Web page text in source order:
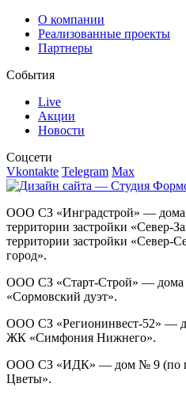
О компании
Реализованные проекты
Партнеры
События
Live
Акции
Новости
Соцсети
Vkontakte Telegram Max
ООО СЗ «Инградстрой» — дома
территории застройки «Север-
территории застройки «Север-
город».
ООО СЗ «Старт-Строй» —
«Сормовский дуэт».
ООО СЗ «Регионинвест-52» —
ЖК «Симфония Нижнего».
ООО СЗ «ИДК» — дом № 9 (по
Цветы».